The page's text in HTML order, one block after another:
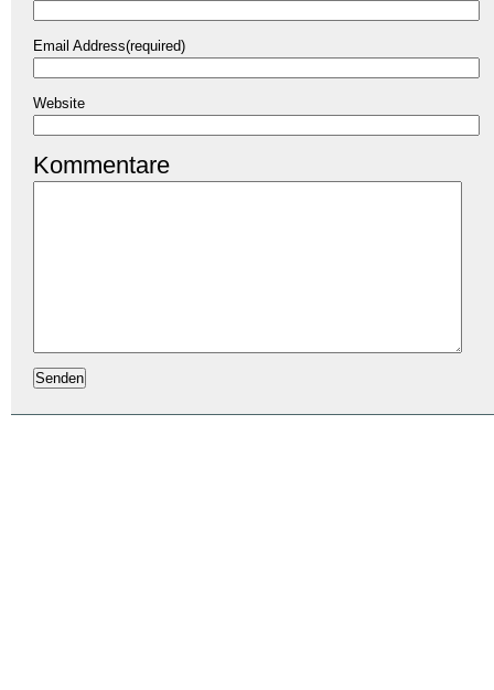
Email Address(required)
Website
Kommentare